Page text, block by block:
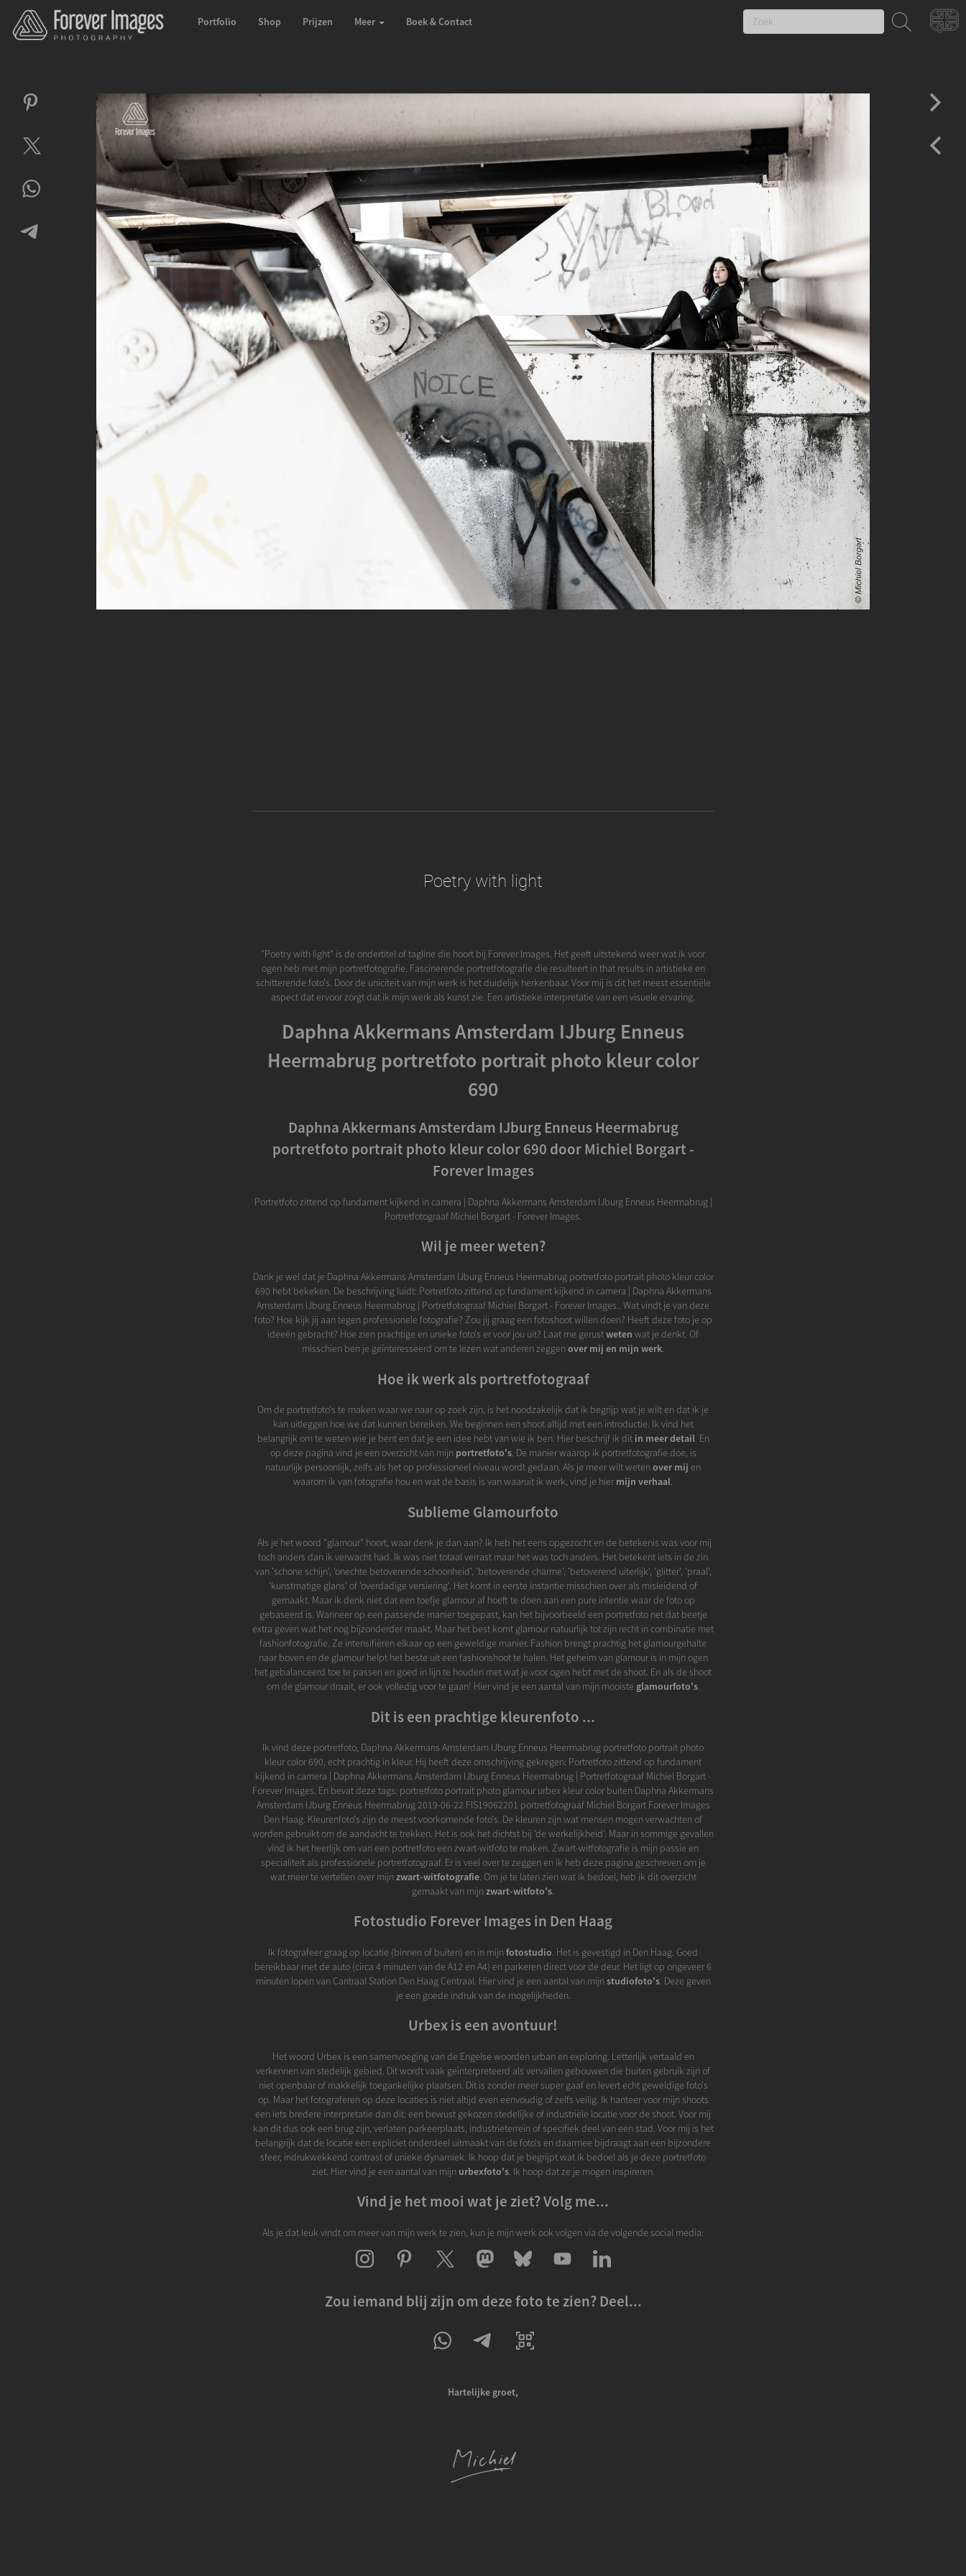
Portfolio Shop Prijzen Meer Boek & Contact
Poetry with light
"Poetry with light" is de ondertitel of tagline die hoort bij Forever Images. Het geeft uitstekend weer wat ik voor
ogen heb met mijn portretfotografie. Fascinerende portretfotografie die resulteert in that results in artistieke en
schitterende foto's. Door de uniciteit van mijn werk is het duidelijk herkenbaar. Voor mij is dit het meest essentiële
aspect dat ervoor zorgt dat ik mijn werk als kunst zie. Een artistieke interpretatie van een visuele ervaring.
Daphna Akkermans Amsterdam IJburg Enneus
Heermabrug portretfoto portrait photo kleur color
690
Daphna Akkermans Amsterdam IJburg Enneus Heermabrug
portretfoto portrait photo kleur color 690 door Michiel Borgart -
Forever Images
Portretfoto zittend op fundament kijkend in camera | Daphna Akkermans Amsterdam IJburg Enneus Heermabrug |
Portretfotograaf Michiel Borgart - Forever Images.
Wil je meer weten?
Dank je wel dat je Daphna Akkermans Amsterdam IJburg Enneus Heermabrug portretfoto portrait photo kleur color
690 hebt bekeken. De beschrijving luidt: Portretfoto zittend op fundament kijkend in camera | Daphna Akkermans
Amsterdam IJburg Enneus Heermabrug | Portretfotograaf Michiel Borgart - Forever Images.. Wat vindt je van deze
foto? Hoe kijk jij aan tegen professionele fotografie? Zou jij graag een fotoshoot willen doen? Heeft deze foto je op
ideeën gebracht? Hoe zien prachtige en unieke foto's er voor jou uit? Laat me gerustweten wat je denkt. Of
misschien ben je geïnteresseerd om te lezen wat anderen zeggenover mij en mijn werk.
Hoe ik werk als portretfotograaf
Om de portretfoto's te maken waar we naar op zoek zijn, is het noodzakelijk dat ik begrijp wat je wilt en dat ik je
kan uitleggen hoe we dat kunnen bereiken. We beginnen een shoot altijd met een introductie. Ik vind het
belangrijk om te weten wie je bent en dat je een idee hebt van wie ik ben. Hier beschrijf ik dit in meer detail. En
op deze pagina vind je een overzicht van mijn portretfoto's. De manier waarop ik portretfotografie doe, is
natuurlijk persoonlijk, zelfs als het op professioneel niveau wordt gedaan. Als je meer wilt wetenover mij en
waarom ik van fotografie hou en wat de basis is van waaruit ik werk, vind je hiermijn verhaal.
Sublieme Glamourfoto
Als je het woord "glamour" hoort, waar denk je dan aan? Ik heb het eens opgezocht en de betekenis was voor mij
toch anders dan ik verwacht had. Ik was niet totaal verrast maar het was toch anders. Het betekent iets in de zin
van 'schone schijn', 'onechte betoverende schoonheid', 'betoverende charme', 'betoverend uiterlijk', 'glitter', 'praal',
'kunstmatige glans' of 'overdadige versiering'. Het komt in eerste instantie misschien over als misleidend of
gemaakt. Maar ik denk niet dat een toefje glamour af hoeft te doen aan een pure intentie waar de foto op
gebaseerd is. Wanneer op een passende manier toegepast, kan het bijvoorbeeld een portretfoto net dat beetje
extra geven wat het nog bijzonderder maakt. Maar het best komt glamour natuurlijk tot zijn recht in combinatie met
fashionfotografie. Ze intensifiëren elkaar op een geweldige manier. Fashion brengt prachtig het glamourgehalte
naar boven en de glamour helpt het beste uit een fashionshoot te halen. Het geheim van glamour is in mijn ogen
het gebalanceerd toe te passen en goed in lijn te houden met wat je voor ogen hebt met de shoot. En als de shoot
om de glamour draait, er ook volledig voor te gaan! Hier vind je een aantal van mijn mooiste glamourfoto's.
Dit is een prachtige kleurenfoto ...
Ik vind deze portretfoto, Daphna Akkermans Amsterdam IJburg Enneus Heermabrug portretfoto portrait photo
kleur color 690, echt prachtig in kleur. Hij heeft deze omschrijving gekregen: Portretfoto zittend op fundament
kijkend in camera | Daphna Akkermans Amsterdam IJburg Enneus Heermabrug | Portretfotograaf Michiel Borgart -
Forever Images. En bevat deze tags: portretfoto portrait photo glamour urbex kleur color buiten Daphna Akkermans
Amsterdam IJburg Enneus Heermabrug 2019-06-22 FIS19062201 portretfotograaf Michiel Borgart Forever Images
Den Haag. Kleurenfoto's zijn de meest voorkomende foto's. De kleuren zijn wat mensen mogen verwachten of
worden gebruikt om de aandacht te trekken. Het is ook het dichtst bij 'de werkelijkheid'. Maar in sommige gevallen
vind ik het heerlijk om van een portretfoto een zwart-witfoto te maken. Zwart-witfotografie is mijn passie en
specialiteit als professionele portretfotograaf. Er is veel over te zeggen en ik heb deze pagina geschreven om je
wat meer te vertellen over mijnzwart-witfotografie. Om je te laten zien wat ik bedoel, heb ik dit overzicht
gemaakt van mijnzwart-witfoto's.
Fotostudio Forever Images in Den Haag
Ik fotografeer graag op locatie (binnen of buiten) en in mijnfotostudio. Het is gevestigd in Den Haag. Goed
bereikbaar met de auto (circa 4 minuten van de A12 en A4) en parkeren direct voor de deur. Het ligt op ongeveer 6
minuten lopen van Cantraal Station Den Haag Centraal. Hier vind je een aantal van mijnstudiofoto's. Deze geven
je een goede indruk van de mogelijkheden.
Urbex is een avontuur!
Het woord Urbex is een samenvoeging van de Engelse woorden urban en exploring. Letterlijk vertaald en
verkennen van stedelijk gebied. Dit wordt vaak geïnterpreteerd als vervallen gebouwen die buiten gebruik zijn of
niet openbaar of makkelijk toegankelijke plaatsen. Dit is zonder meer super gaaf en levert echt geweldige foto's
op. Maar het fotograferen op deze locaties is niet altijd even eenvoudig of zelfs veilig. Ik hanteer voor mijn shoots
een iets bredere interpretatie dan dit: een bewust gekozen stedelijke of industriële locatie voor de shoot. Voor mij
kan dit dus ook een brug zijn, verlaten parkeerplaats, industrieterrein of specifiek deel van een stad. Voor mij is het
belangrijk dat de locatie een expliciet onderdeel uitmaakt van de foto's en daarmee bijdraagt aan een bijzondere
sfeer, indrukwekkend contrast of unieke dynamiek. Ik hoop dat je begrijpt wat ik bedoel als je deze portretfoto
ziet. Hier vind je een aantal van mijn urbexfoto's. Ik hoop dat ze je mogen inspireren.
Vind je het mooi wat je ziet? Volg me...
Als je dat leuk vindt om meer van mijn werk te zien, kun je mijn werk ook volgen via de volgende social media:
Zou iemand blij zijn om deze foto te zien? Deel...
Hartelijke groet,